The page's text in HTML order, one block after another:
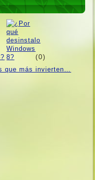
(0)
que más invierten…